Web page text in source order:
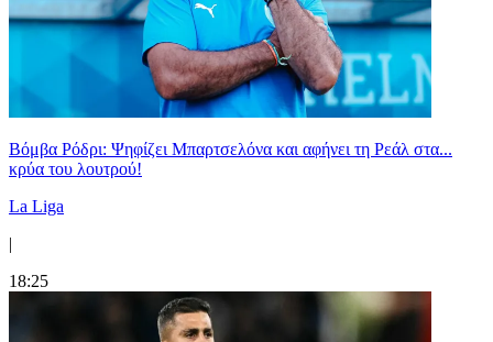
Βόμβα Ρόδρι: Ψηφίζει Μπαρτσελόνα και αφήνει τη Ρεάλ στα...
κρύα του λουτρού!
La Liga
|
18:25